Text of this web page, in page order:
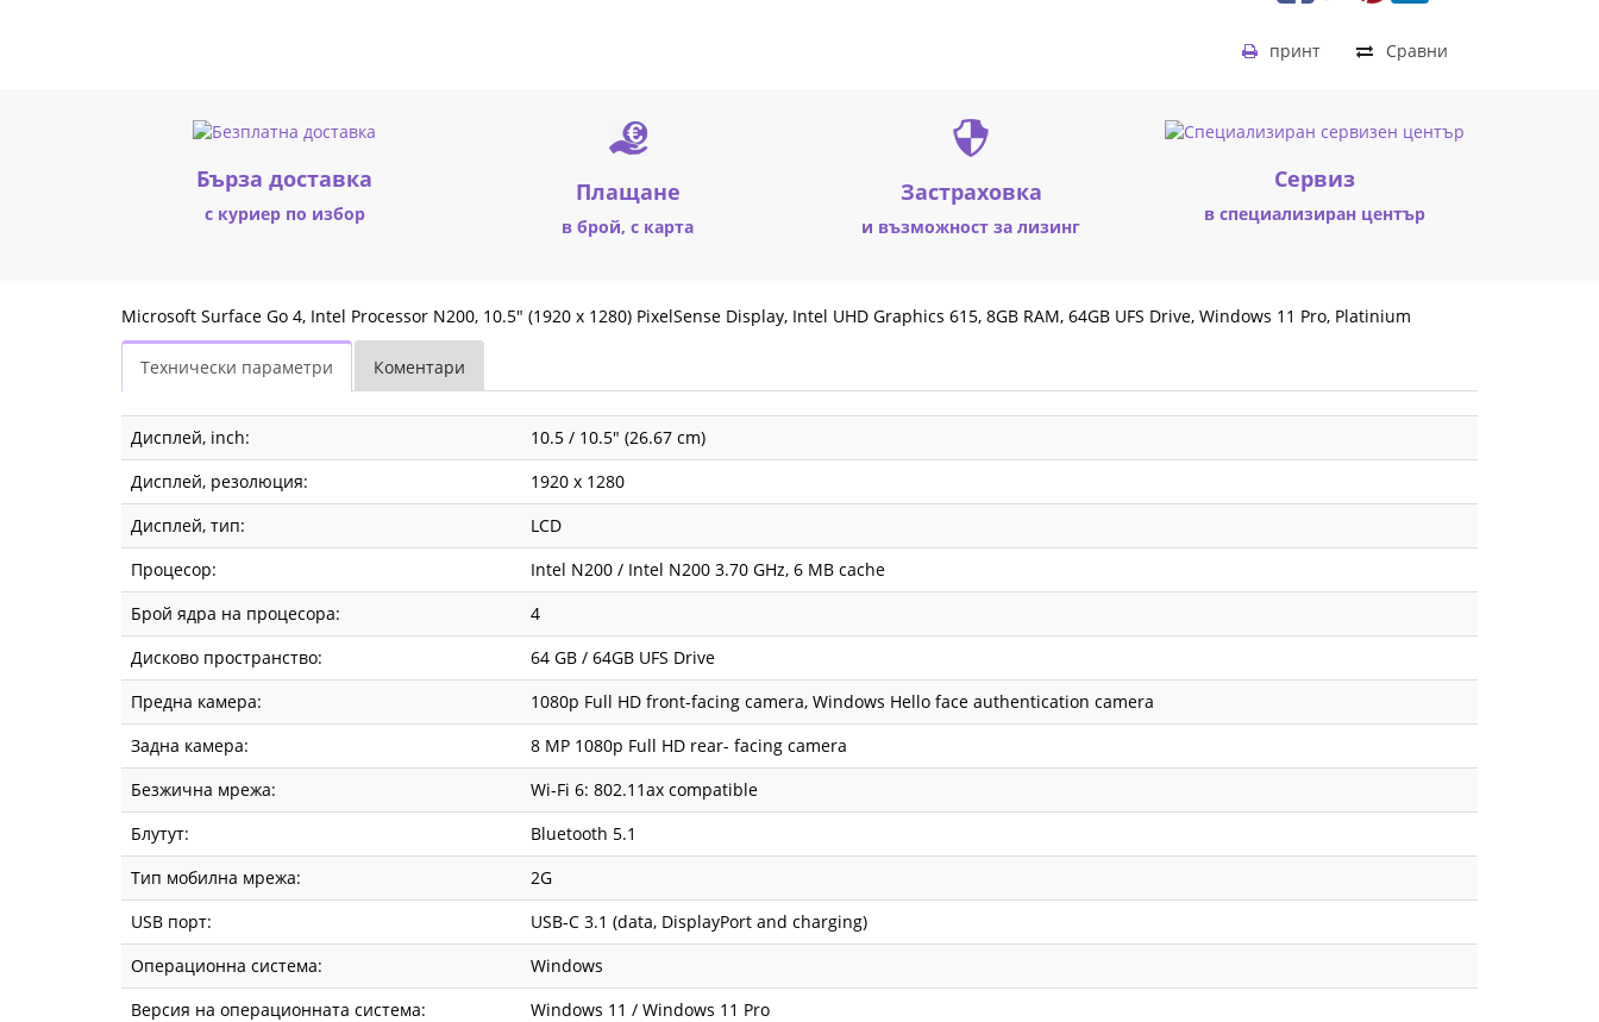
8GB
RAM,
64GB
Drive,
Windows
11
Pro,
Platinium
XGT-
00004
|
Fly.bg
Сравни
принт
Бърза доставка
с куриер по избор
Плащане
в брой, с карта
Застраховка
и възможност за лизинг
Cервиз
в специализиран център
Microsoft Surface Go 4, Intel Processor N200, 10.5" (1920 x 1280) PixelSense Display, Intel UHD Graphics 615, 8GB RAM, 64GB UFS Drive, Windows 11 Pro, Platinium
Технически параметри Коментари
Дисплей, inch:
10.5 / 10.5" (26.67 cm)
Дисплей, резолюция:
1920 x 1280
Дисплей, тип:
LCD
Процесор:
Intel N200 / Intel N200 3.70 GHz, 6 MB cache
Брой ядра на процесора:
4
Дисково пространство:
64 GB / 64GB UFS Drive
Предна камера:
1080p Full HD front-facing camera, Windows Hello face authentication camera
Задна камера:
8 MP 1080p Full HD rear- facing camera
Безжична мрежа:
Wi-Fi 6: 802.11ax compatible
Блутут:
Bluetooth 5.1
Тип мобилна мрежа:
2G
USB порт:
USB-C 3.1 (data, DisplayPort and charging)
Операционна система:
Windows
Версия на операционната система:
Windows 11 / Windows 11 Pro